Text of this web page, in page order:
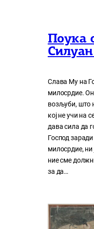
Поука
Слава Му на
милосрдие.
возљуби, што
кој нe учи на
дава сила да
Господ
милосрдие, ни
ние сме
за да…